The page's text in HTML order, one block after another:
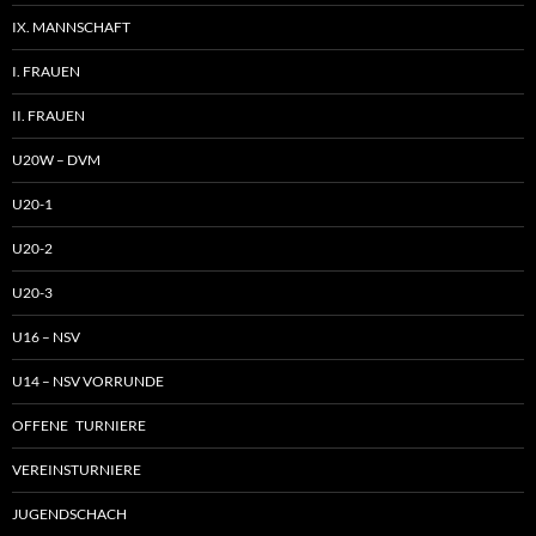
IX. MANNSCHAFT
I. FRAUEN
II. FRAUEN
U20W – DVM
U20-1
U20-2
U20-3
U16 – NSV
U14 – NSV VORRUNDE
OFFENE TURNIERE
VEREINSTURNIERE
JUGENDSCHACH